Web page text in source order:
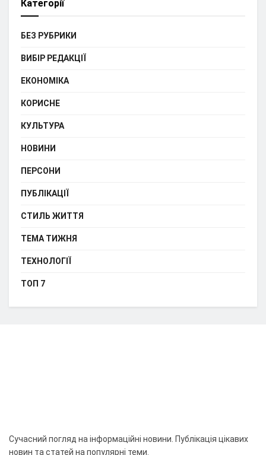
Категорії
БЕЗ РУБРИКИ
ВИБІР РЕДАКЦІЇ
ЕКОНОМІКА
КОРИСНЕ
КУЛЬТУРА
НОВИНИ
ПЕРСОНИ
ПУБЛІКАЦІЇ
СТИЛЬ ЖИТТЯ
ТЕМА ТИЖНЯ
ТЕХНОЛОГІЇ
ТОП 7
Сучасний погляд на інформаційні новини. Публікація цікавих
новин та статей на популярні теми.